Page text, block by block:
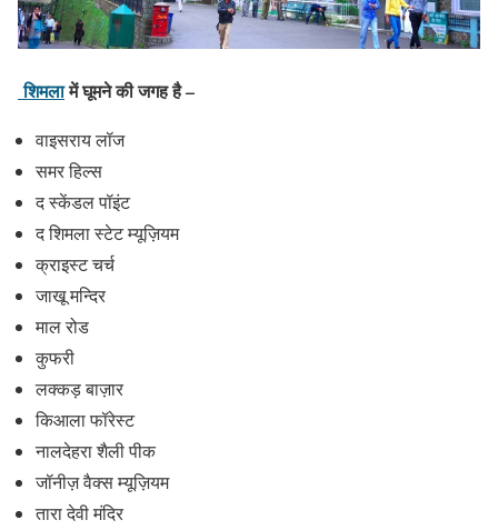
शिमलामें घूमने की जगह है –
वाइसराय लॉज
समर हिल्स
द स्केंडल पॉइंट
द शिमला स्टेट म्यूज़ियम
क्राइस्ट चर्च
जाखू मन्दिर
माल रोड
कुफरी
लक्कड़ बाज़ार
किआला फॉरेस्ट
नालदेहरा शैली पीक
जॉनीज़ वैक्स म्यूज़ियम
तारा देवी मंदिर